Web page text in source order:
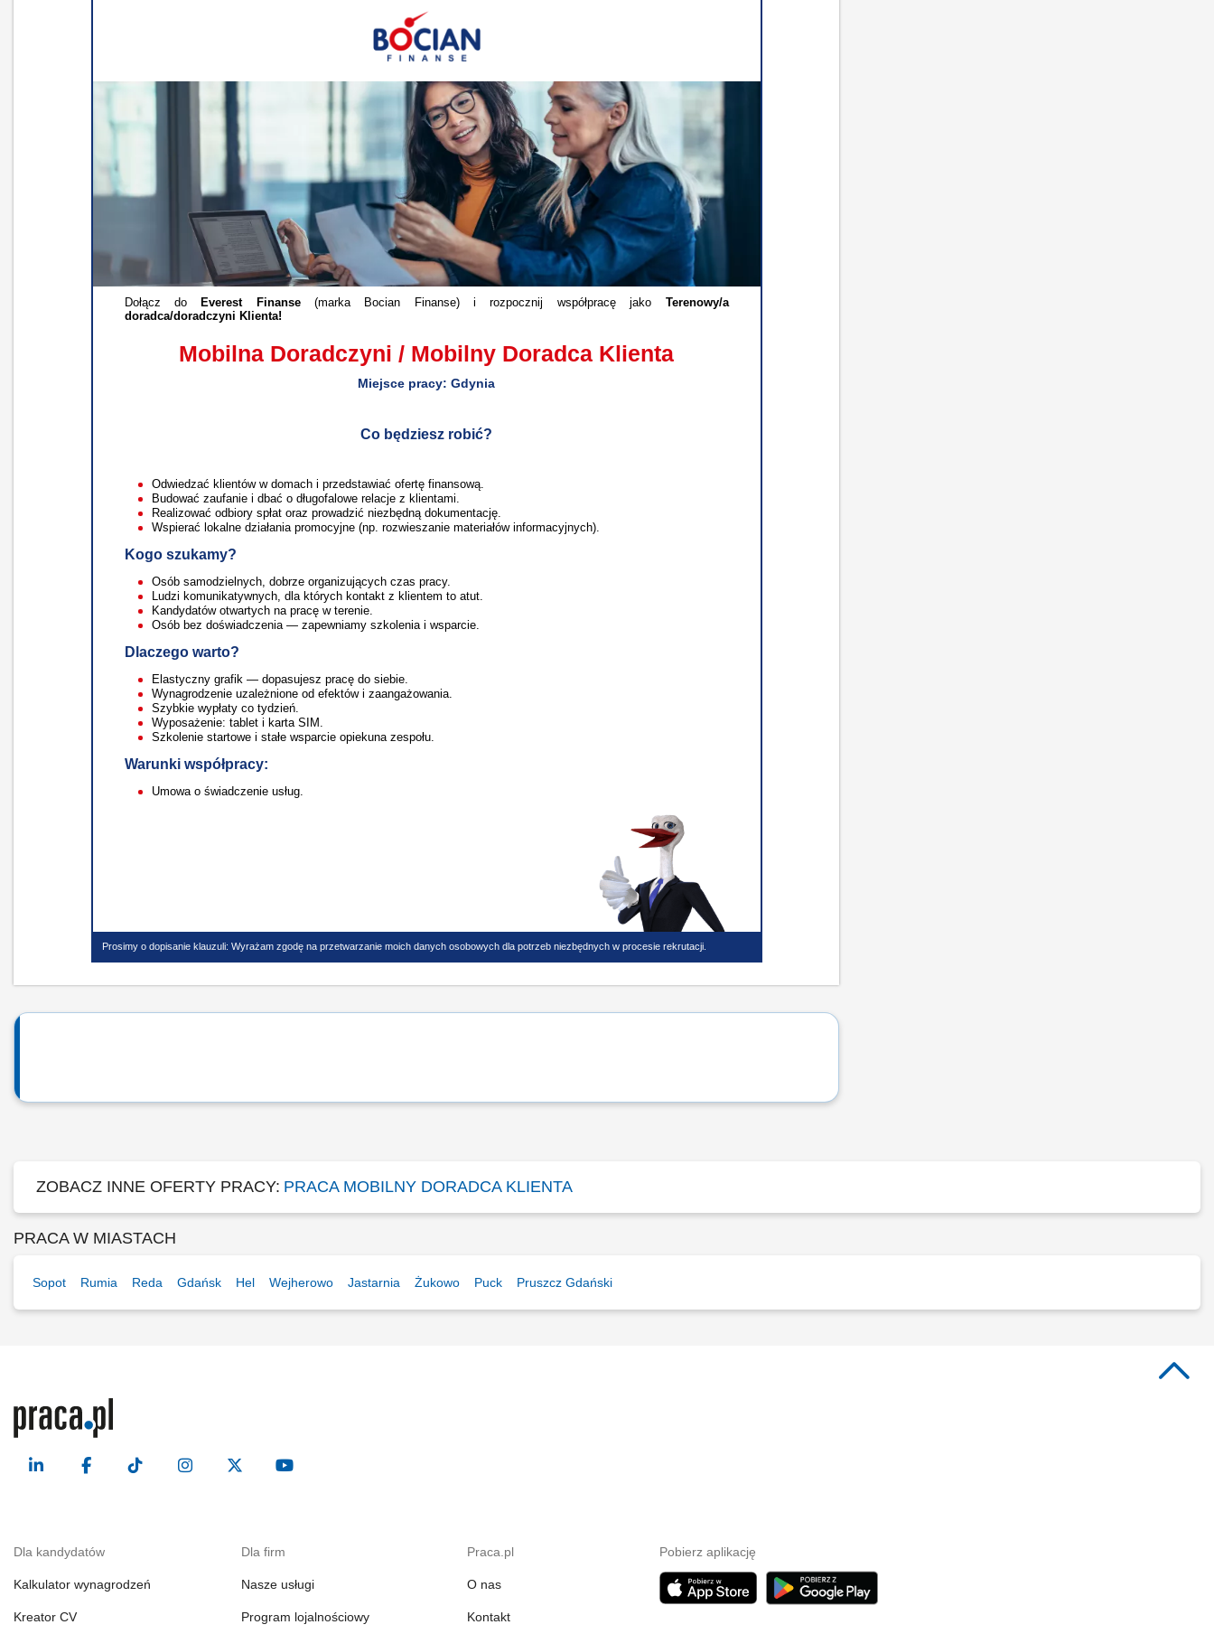
Dołącz do Everest Finanse(marka Bocian Finanse) i rozpocznij współpracę jako Terenowy/a
doradca/doradczyni Klienta!
Mobilna Doradczyni / Mobilny Doradca Klienta
Miejsce pracy: Gdynia
Co będziesz robić?
Odwiedzać klientów w domach i przedstawiać ofertę finansową.
Budować zaufanie i dbać o długofalowe relacje z klientami.
Realizować odbiory spłat oraz prowadzić niezbędną dokumentację.
Wspierać lokalne działania promocyjne (np. rozwieszanie materiałów informacyjnych).
Kogo szukamy?
Osób samodzielnych, dobrze organizujących czas pracy.
Ludzi komunikatywnych, dla których kontakt z klientem to atut.
Kandydatów otwartych na pracę w terenie.
Osób bez doświadczenia — zapewniamy szkolenia i wsparcie.
Dlaczego warto?
Elastyczny grafik — dopasujesz pracę do siebie.
Wynagrodzenie uzależnione od efektów i zaangażowania.
Szybkie wypłaty co tydzień.
Wyposażenie: tablet i karta SIM.
Szkolenie startowe i stałe wsparcie opiekuna zespołu.
Warunki współpracy:
Umowa o świadczenie usług.
Prosimy o dopisanie klauzuli: Wyrażam zgodę na przetwarzanie moich danych osobowych dla potrzeb niezbędnych w procesie rekrutacji.
ZOBACZ INNE OFERTY PRACY: PRACA MOBILNY DORADCA KLIENTA
PRACA W MIASTACH
Sopot Rumia Reda Gdańsk Hel Wejherowo Jastarnia Żukowo Puck Pruszcz Gdański
Dla kandydatów
Kalkulator wynagrodzeń
Kreator CV
Dla firm
Nasze usługi
Program lojalnościowy
Praca.pl
O nas
Kontakt
Pobierz aplikację